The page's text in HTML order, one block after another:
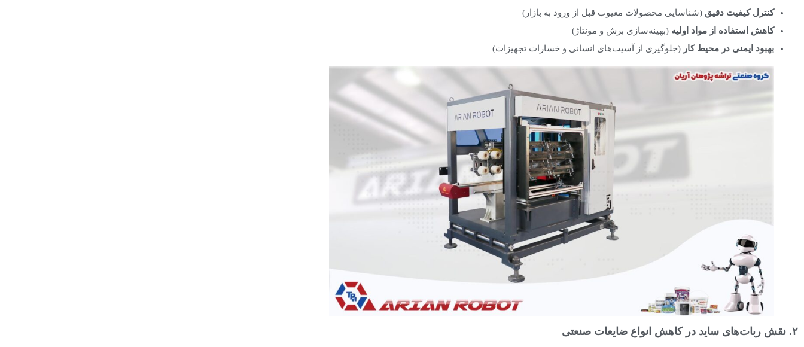
کنترل کیفیت دقیق (شناسایی محصولات معیوب قبل از ورود به بازار)
کاهش استفاده از مواد اولیه (بهینه‌سازی برش و مونتاژ)
بهبود ایمنی در محیط کار (جلوگیری از آسیب‌های انسانی و خسارات تجهیزات)
۲. نقش ربات‌های ساید در کاهش انواع ضایعات صنعتی